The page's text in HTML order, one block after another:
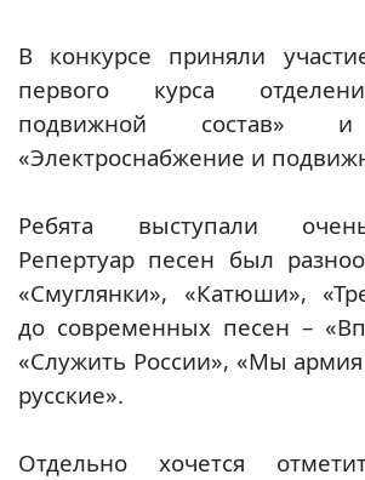
В конкурсе приняли
первого курса
подвижной состав» и
«Электроснабжение и
Ребята выступали
Репертуар песен был
«Смуглянки», «Катюши»,
до современных песен –
«Служить России», «Мы
русские».
Отдельно хочется